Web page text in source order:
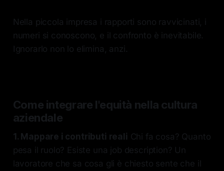
Nella piccola impresa i rapporti sono ravvicinati, i
numeri si conoscono, e il confronto è inevitabile.
Ignorarlo non lo elimina, anzi.
Come integrare l'equità nella cultura
aziendale
1. Mappare i contributi reali Chi fa cosa? Quanto
pesa il ruolo? Esiste una job description? Un
lavoratore che sa cosa gli è chiesto sente che il